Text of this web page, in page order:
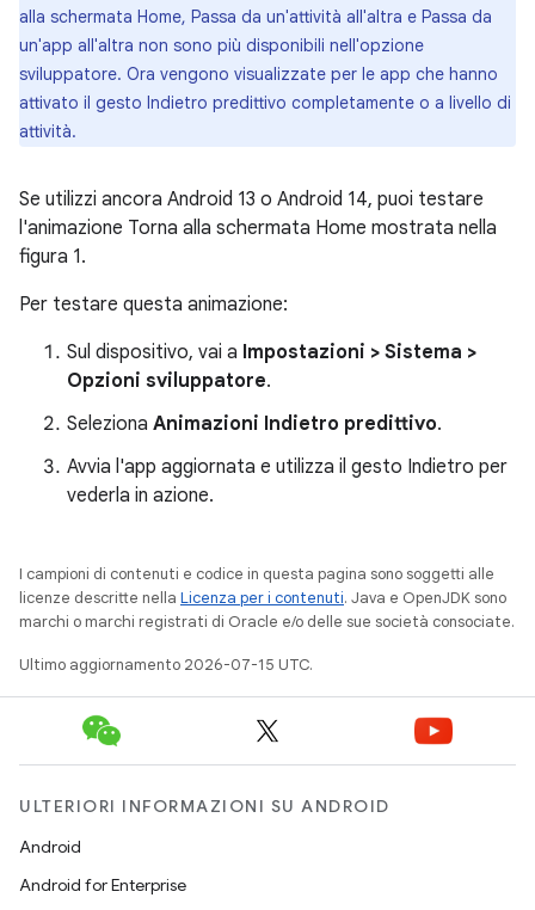
alla schermata Home, Passa da un'attività all'altra e Passa da
un'app all'altra non sono più disponibili nell'opzione
sviluppatore. Ora vengono visualizzate per le app che hanno
attivato il gesto Indietro predittivo completamente o a livello di
attività.
Se utilizzi ancora Android 13 o Android 14, puoi testare
l'animazione Torna alla schermata Home mostrata nella
figura 1.
Per testare questa animazione:
Sul dispositivo, vai a Impostazioni > Sistema >
Opzioni sviluppatore.
Seleziona Animazioni Indietro predittivo.
Avvia l'app aggiornata e utilizza il gesto Indietro per
vederla in azione.
I campioni di contenuti e codice in questa pagina sono soggetti alle
licenze descritte nella Licenza per i contenuti. Java e OpenJDK sono
marchi o marchi registrati di Oracle e/o delle sue società consociate.
Ultimo aggiornamento 2026-07-15 UTC.
ULTERIORI INFORMAZIONI SU ANDROID
Android
Android for Enterprise